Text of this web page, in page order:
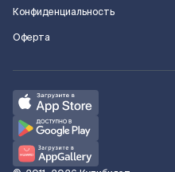
Конфиденциальность
Оферта